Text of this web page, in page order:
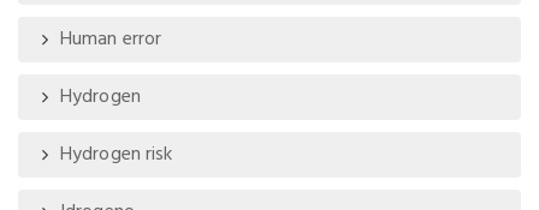
Human error
Hydrogen
Hydrogen risk